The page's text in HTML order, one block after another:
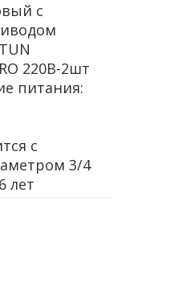
с
220В-2шт
питания:
с
3/4
лет